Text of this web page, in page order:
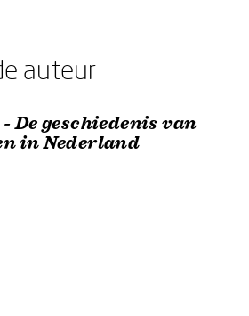
auteur
De geschiedenis van
in Nederland